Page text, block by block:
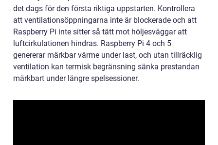
det dags för den första riktiga uppstarten. Kontrollera
att ventilationsöppningarna inte är blockerade och att
Raspberry Pi inte sitter så tätt mot höljesväggar att
luftcirkulationen hindras. Raspberry Pi 4 och 5
genererar märkbar värme under last, och utan tillräcklig
ventilation kan termisk begränsning sänka prestandan
märkbart under längre spelsessioner.